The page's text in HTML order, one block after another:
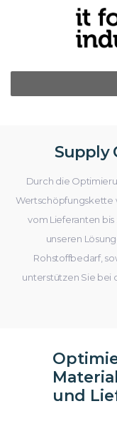
SHARE
Supply
Durch die
Wertschöpfungskette
vom Lieferanten
unseren
Rohstoffbedarf,
unterstützen Sie bei
und